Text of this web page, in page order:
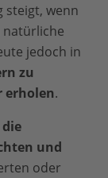
steigt, wenn
natürliche
jedoch in
zu
erholen.
und
oder